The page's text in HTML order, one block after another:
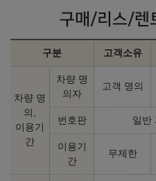
구매/리스/렌
구분 고객소유
차량 명
의,
이용기
간
차량 명
의자
고객 명의
번호판 일반
이용기
간
무제한